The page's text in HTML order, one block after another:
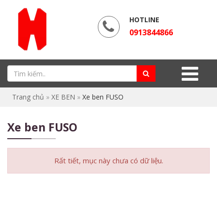
HOTLINE
0913844866
Trang chủ » XE BEN » Xe ben FUSO
Xe ben FUSO
Rất tiết, mục này chưa có dữ liệu.